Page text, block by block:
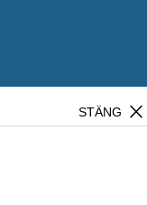
close
STÄNG